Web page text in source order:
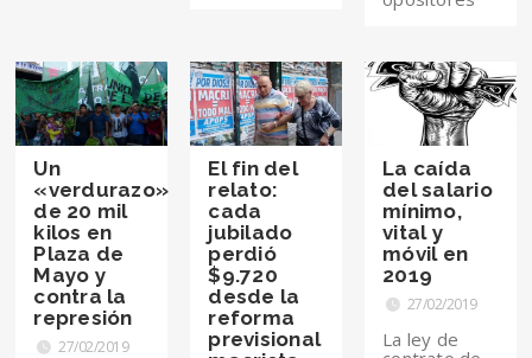
Un
«verdurazo»
de 20 mil
kilos en
Plaza de
Mayo y
contra la
represión
27/02/2019
El fin del
relato:
cada
jubilado
perdió
$9.720
desde la
reforma
previsional
La caída
del salario
mínimo,
vital y
móvil en
2019
27/02/2019
La ley de